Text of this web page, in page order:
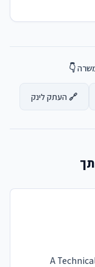
👇
🔗 העתק לינק
A